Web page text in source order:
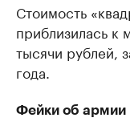
Стоимость
приблизилась к
тысячи рублей,
года.
Фейки об армии